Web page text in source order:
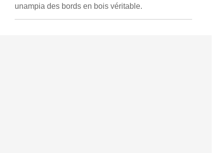
unampia des bords en bois véritable.